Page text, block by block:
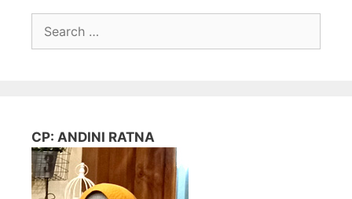
CP: ANDINI RATNA